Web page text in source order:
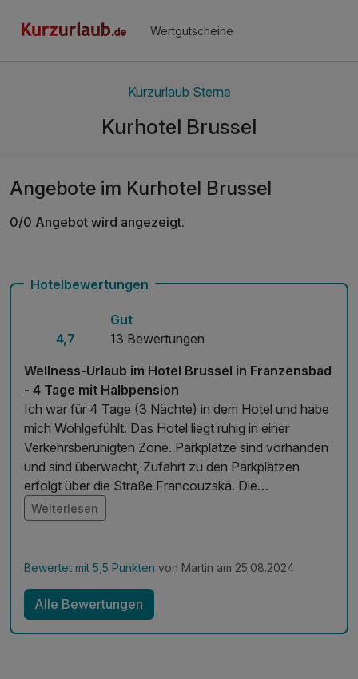
Wertgutscheine
Kurzurlaub Sterne
Kurhotel Brussel
Angebote im Kurhotel Brussel
0/0 Angebot wird angezeigt.
Hotelbewertungen
4,7
Gut
13 Bewertungen
Wellness-Urlaub im Hotel Brussel in Franzensbad
- 4 Tage mit Halbpension
Ich war für 4 Tage (3 Nächte) in dem Hotel und habe
mich Wohlgefühlt. Das Hotel liegt ruhig in einer
Verkehrsberuhigten Zone. Parkplätze sind vorhanden
und sind überwacht, Zufahrt zu den Parkplätzen
erfolgt über die Straße Francouzská. Die
Kuranwendungen waren angenehm und es wurde
immer gefragt ob alles in Ordnung ist. Pool hatte ich
war gut und ausreichend. Personal immer freundlich.
Weiterlesen
Bewertet mit 5,5 Punkten von Martin am 25.08.2024
Alle Bewertungen